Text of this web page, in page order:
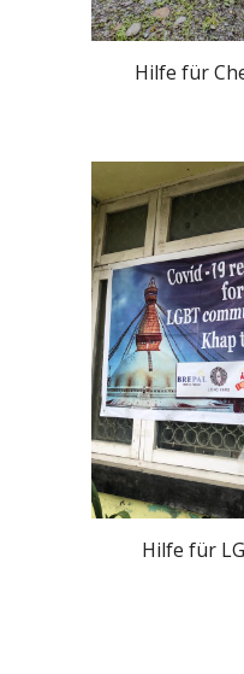
Hilfe für
Hilfe für